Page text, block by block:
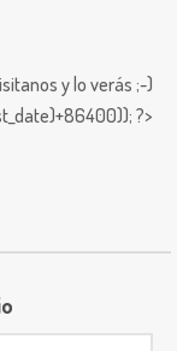
y lo verás ;-)
?>